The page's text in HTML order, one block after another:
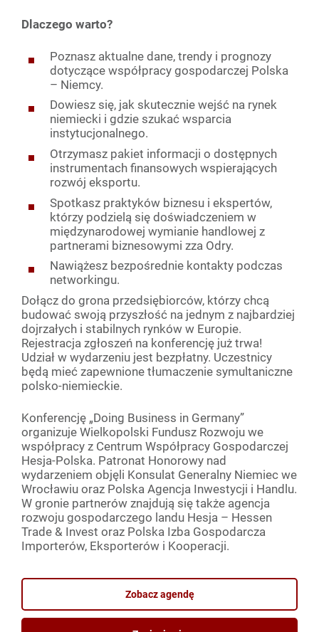
Dlaczego warto?
Poznasz aktualne dane, trendy i prognozy
dotyczące współpracy gospodarczej Polska
– Niemcy.
Dowiesz się, jak skutecznie wejść na rynek
niemiecki i gdzie szukać wsparcia
instytucjonalnego.
Otrzymasz pakiet informacji o dostępnych
instrumentach finansowych wspierających
rozwój eksportu.
Spotkasz praktyków biznesu i ekspertów,
którzy podzielą się doświadczeniem w
międzynarodowej wymianie handlowej z
partnerami biznesowymi zza Odry.
Nawiążesz bezpośrednie kontakty podczas
networkingu.
Dołącz do grona przedsiębiorców, którzy chcą
budować swoją przyszłość na jednym z najbardziej
dojrzałych i stabilnych rynków w Europie.
Rejestracja zgłoszeń na konferencję już trwa!
Udział w wydarzeniu jest bezpłatny. Uczestnicy
będą mieć zapewnione tłumaczenie symultaniczne
polsko-niemieckie.
Konferencję „Doing Business in Germany”
organizuje Wielkopolski Fundusz Rozwoju we
współpracy z Centrum Współpracy Gospodarczej
Hesja-Polska. Patronat Honorowy nad
wydarzeniem objęli Konsulat Generalny Niemiec we
Wrocławiu oraz Polska Agencja Inwestycji i Handlu.
W gronie partnerów znajdują się także agencja
rozwoju gospodarczego landu Hesja – Hessen
Trade & Invest oraz Polska Izba Gospodarcza
Importerów, Eksporterów i Kooperacji.
Zobacz agendę